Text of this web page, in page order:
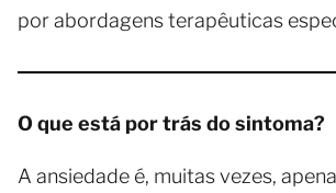
por abordagens terapêuticas
O que está por trás do sintoma?
A ansiedade é, muitas vezes,